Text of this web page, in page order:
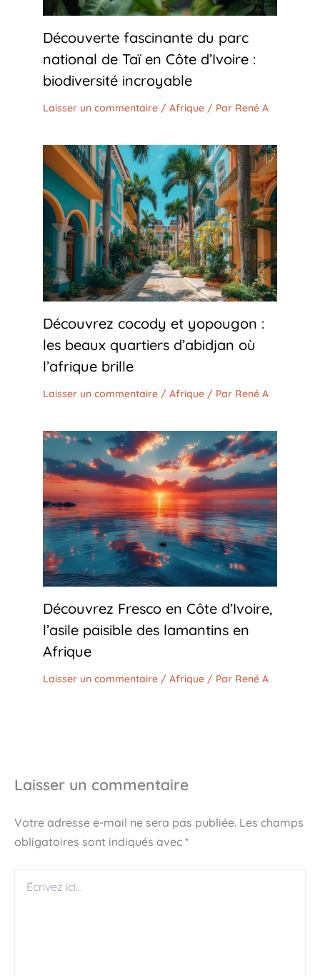
Découverte fascinante du parc
national de Taï en Côte d’Ivoire :
biodiversité incroyable
Laisser un commentaire / Afrique / Par René A
Découvrez cocody et yopougon :
les beaux quartiers d’abidjan où
l’afrique brille
Laisser un commentaire / Afrique / Par René A
Découvrez Fresco en Côte d’Ivoire,
l’asile paisible des lamantins en
Afrique
Laisser un commentaire / Afrique / Par René A
Laisser un commentaire
Votre adresse e-mail ne sera pas publiée. Les champs
obligatoires sont indiqués avec *
ici…